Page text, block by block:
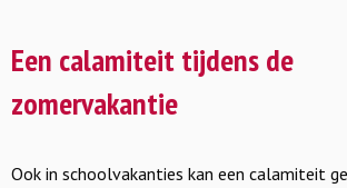
meer
Een
tijdens
Een calamiteit tijdens de
zomervakantie
Ook in schoolvakanties kan een calamiteit